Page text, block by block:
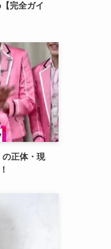
完全ガイ
の正体・現